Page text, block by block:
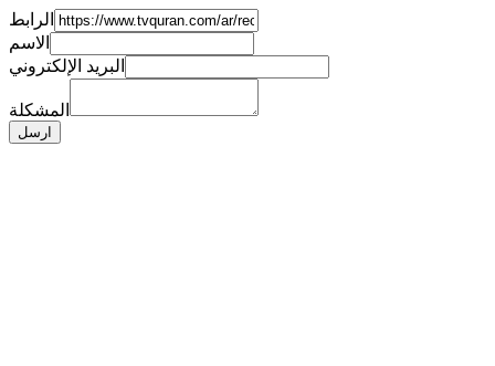
الرابط
الاسم
البريد الإلكتروني
المشكلة
ارسل